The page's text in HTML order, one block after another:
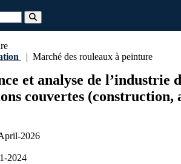
| Marché des rouleaux à peinture
et analyse de l’industrie
couvertes (construction,
2026
2024